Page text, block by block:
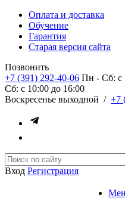
Оплата и доставка
Обучение
Гарантия
Старая версия сайта
Позвонить
+7 (391) 292-40-06 Пн - Сб: c
Сб: c 10:00 до 16:00
​Воскресенье выходной / +7
Вход Регистрация